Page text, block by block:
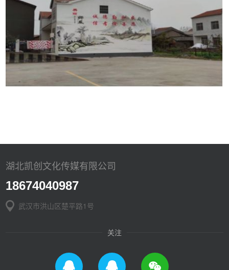
湖北凯创文化传媒有限公司
18674040987
武汉市洪山区楚平路1号
关注